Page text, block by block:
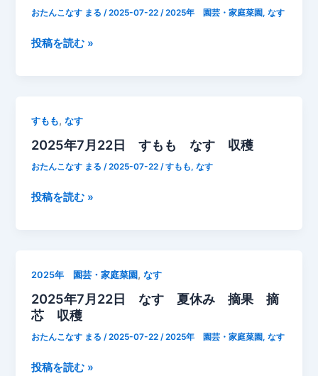
強
定
ほ
と
ん
除
おたんこなす まる/2025-07-22/2025年 園芸・家庭菜園,なす
7
や
ら
な
と
ス
が
枯
れ
前
投稿を読む »
すもも,なす
2025年7月22日 すもも なす 収穫
おたんこなす まる/2025-07-22/すもも,なす
2025
日
す
も
も
す
投稿を読む »
2025年 園芸・家庭菜園 ,なす
2025年7月22日 なす 夏休み 摘果 摘
芯 収穫
おたんこなす まる/2025-07-22/2025年 園芸・家庭菜園,なす
2025
投稿を読む »